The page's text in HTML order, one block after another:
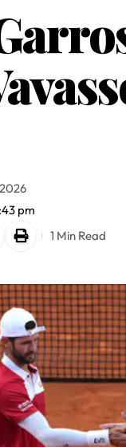
pm
1 Min Read